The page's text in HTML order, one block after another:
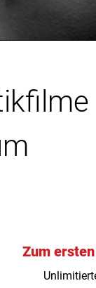
Zum